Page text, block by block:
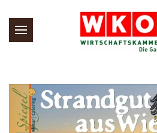
Skip to main content